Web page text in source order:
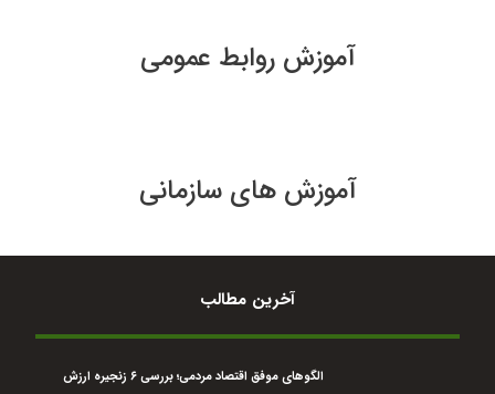
آموزش روابط عمومی
آموزش های سازمانی
آخرین مطالب
الگوهای موفق اقتصاد مردمی؛ بررسی ۶ زنجیره ارزش